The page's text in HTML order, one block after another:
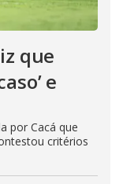
que
e
por Cacá que
critérios